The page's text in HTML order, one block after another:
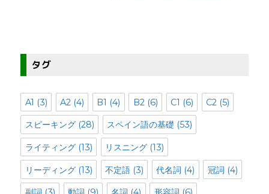
タグ
A1 (3) A2 (4) B1 (4) B2(6) C1 (6) C2 (5)
スピーキング(28) スペイン語の基礎 (53)
ライティング(13) リスニング (13)
リーディング(13) 不定語 (3) 代名詞 (4) 冠詞 (4)